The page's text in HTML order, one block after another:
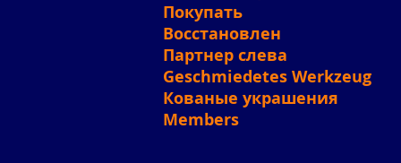
Покупать
Восстановлен
Партнер слева
Geschmiedetes Werkzeug
Кованые украшения
Members